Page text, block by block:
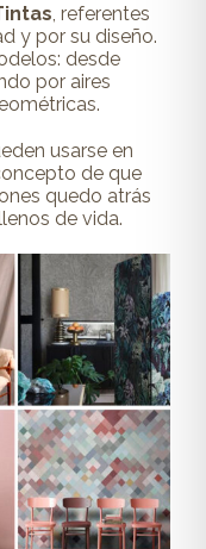
, referentes
y por su diseño.
desde
por aires
usarse en
de que
quedo atrás
de vida.